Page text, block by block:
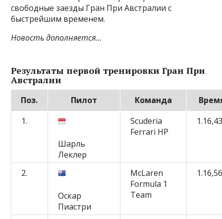
свободные заезды Гран При Австралии с
быстрейшим временем.
Новость дополняется…
Результаты первой тренировки Гран При
Австралии
Поз. Пилот Команда
1.
Шарль
Леклер
Scuderia
Ferrari HP
2.
Оскар
Пиастри
McLaren
Formula 1
Team